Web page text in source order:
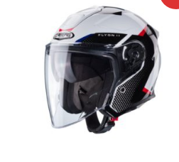
original
era:
289,99€.
actual
246,49€.